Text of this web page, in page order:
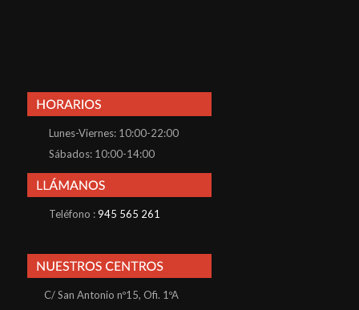
Lunes-Viernes: 10:00-22:00
Sábados: 10:00-14:00
Teléfono :945 565 261
C/ San Antonio nº15, Ofi. 1ºA